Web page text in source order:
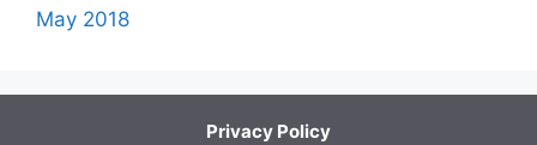
May 2018
Privacy Policy